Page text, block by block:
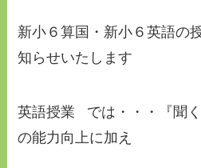
新小６算国・新小６英語の
知らせいたします
英語授業 では・・・『聞く
の能力向上に加え